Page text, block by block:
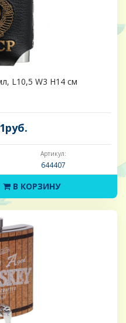
L10,5 W3 H14 см
Артикул:
644407
В КОРЗИНУ